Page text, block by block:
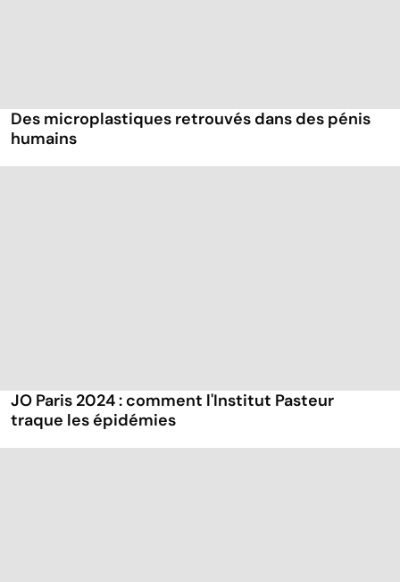
Des microplastiques retrouvés dans des pénis
humains
JO Paris 2024 : comment l'Institut Pasteur
traque les épidémies